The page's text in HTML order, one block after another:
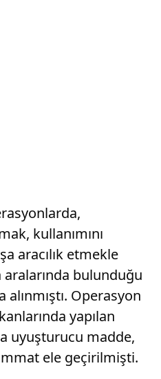
kullanımını
aracılık etmekle
aralarında bulunduğu
Operasyon
yapılan
uyuşturucu madde,
ele geçirilmişti.